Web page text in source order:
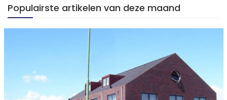
Populairste artikelen van deze maand